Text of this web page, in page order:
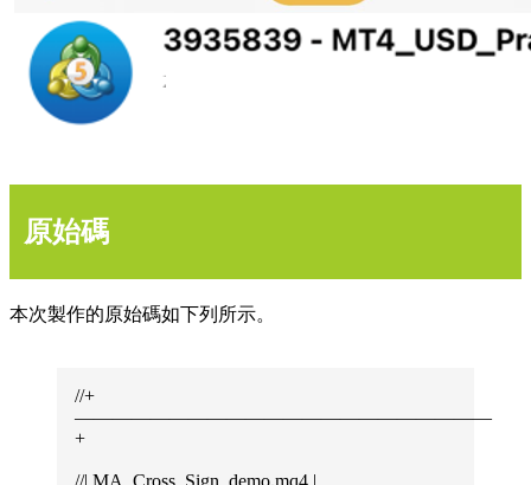
原始碼
本次製作的原始碼如下列所示。
//+
——————————————————————
+